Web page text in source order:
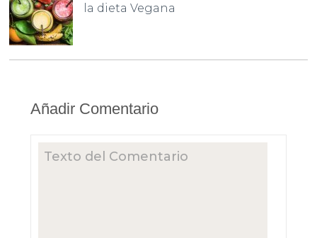
la dieta Vegana
Añadir Comentario